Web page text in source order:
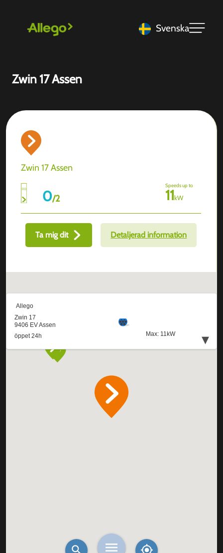
Svenska
Zwin 17 Assen
Zwin 17 Assen
0/2
Speeds up to
11kW
Ta mig dit Detaljerad information